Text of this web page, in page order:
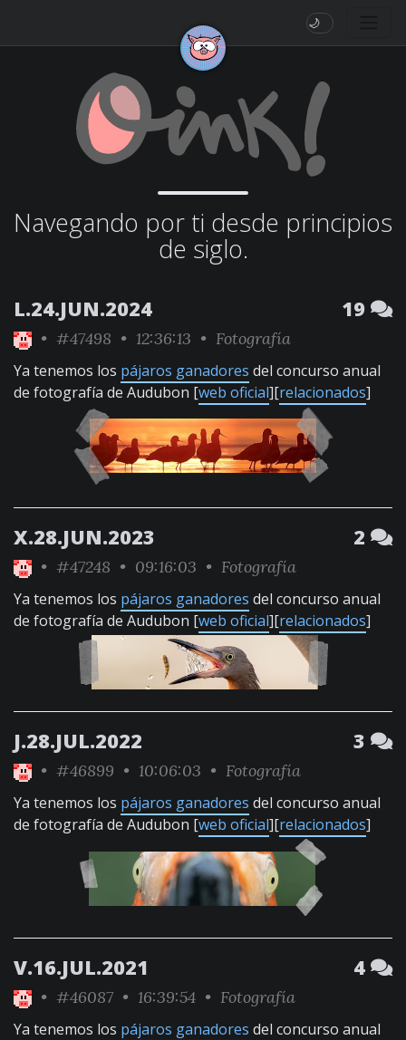
🌙
Navegando por ti desde principios
de siglo.
L.24.JUN.2024 19
• #47498 • 12:36:13 • Fotografía
Ya tenemos los pájaros ganadores del concurso anual
de fotografía de Audubon [web oficial][relacionados]
X.28.JUN.2023 2
• #47248 • 09:16:03 • Fotografía
Ya tenemos los pájaros ganadores del concurso anual
de fotografía de Audubon [web oficial][relacionados]
J.28.JUL.2022 3
• #46899 • 10:06:03 • Fotografía
Ya tenemos los pájaros ganadores del concurso anual
de fotografía de Audubon [web oficial][relacionados]
V.16.JUL.2021 4
• #46087 • 16:39:54 • Fotografía
Ya tenemos los pájaros ganadores del concurso anual